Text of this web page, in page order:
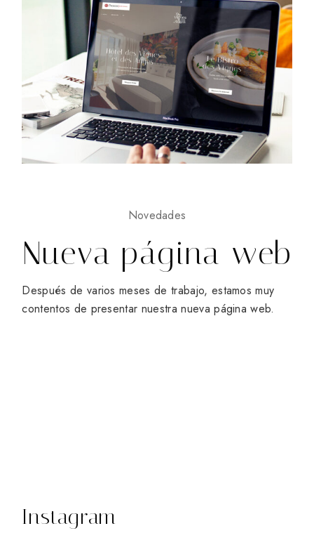
Novedades
Nueva página web
Después de varios meses de trabajo, estamos muy
contentos de presentar nuestra nueva página web.
Instagram